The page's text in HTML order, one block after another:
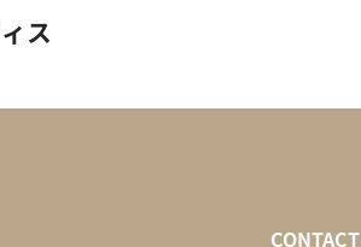
ス
CONTACT